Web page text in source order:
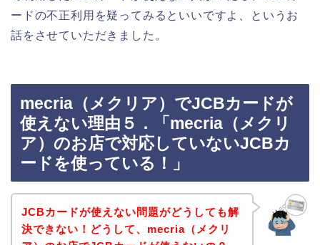
ードの不正利用を疑ってみるといいですよ、というお
話をさせていただきました。
mecria（メクリア）でJCBカードが
使えない理由５．「mecria（メクリ
ア）のお店で対応していないJCBカ
ードを使っている！」
JCBカードが使えない問題がどうしても解
決できない！どうして、mecria（メクリ